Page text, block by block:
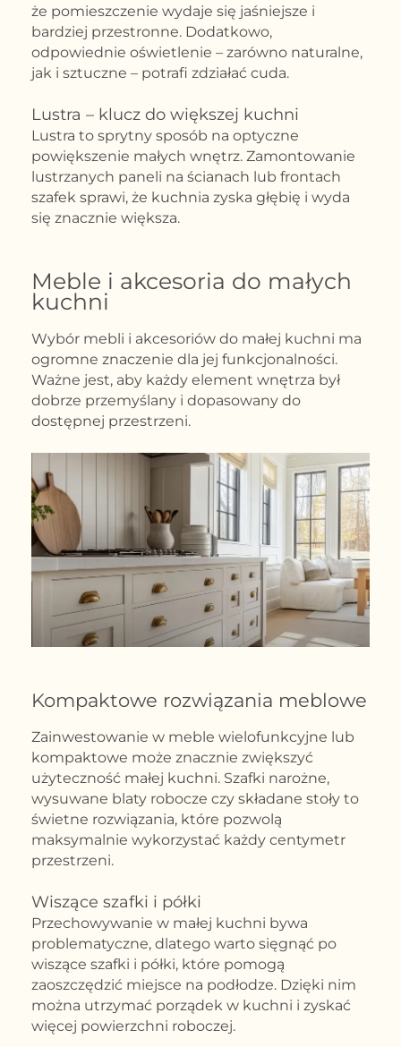
że pomieszczenie wydaje się jaśniejsze i
bardziej przestronne. Dodatkowo,
odpowiednie oświetlenie – zarówno naturalne,
jak i sztuczne – potrafi zdziałać cuda.
Lustra – klucz do większej kuchni
Lustra to sprytny sposób na optyczne
powiększenie małych wnętrz. Zamontowanie
lustrzanych paneli na ścianach lub frontach
szafek sprawi, że kuchnia zyska głębię i wyda
się znacznie większa.
Meble i akcesoria do małych
kuchni
Wybór mebli i akcesoriów do małej kuchni ma
ogromne znaczenie dla jej funkcjonalności.
Ważne jest, aby każdy element wnętrza był
dobrze przemyślany i dopasowany do
dostępnej przestrzeni.
Kompaktowe rozwiązania meblowe
Zainwestowanie w meble wielofunkcyjne lub
kompaktowe może znacznie zwiększyć
użyteczność małej kuchni. Szafki narożne,
wysuwane blaty robocze czy składane stoły to
świetne rozwiązania, które pozwolą
maksymalnie wykorzystać każdy centymetr
przestrzeni.
Wiszące szafki i półki
Przechowywanie w małej kuchni bywa
problematyczne, dlatego warto sięgnąć po
wiszące szafki i półki, które pomogą
zaoszczędzić miejsce na podłodze. Dzięki nim
można utrzymać porządek w kuchni i zyskać
więcej powierzchni roboczej.